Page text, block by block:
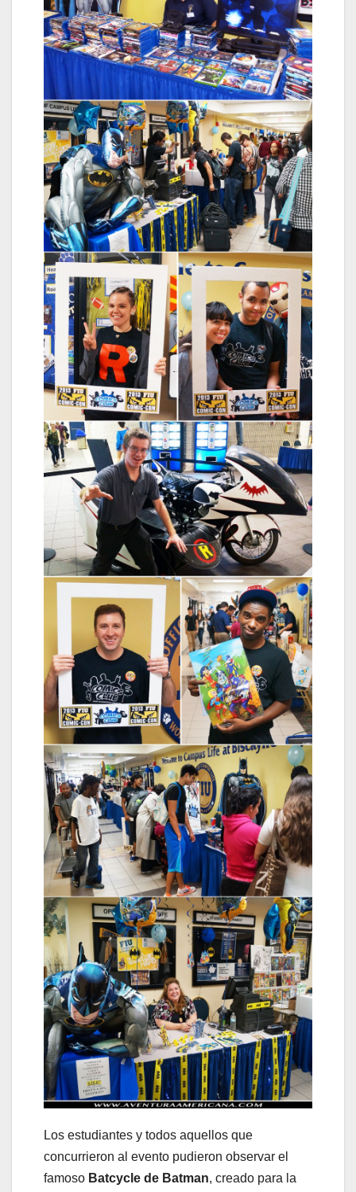
Los estudiantes y todos aquellos que
concurrieron al evento pudieron observar el
famoso Batcycle de Batman, creado para la